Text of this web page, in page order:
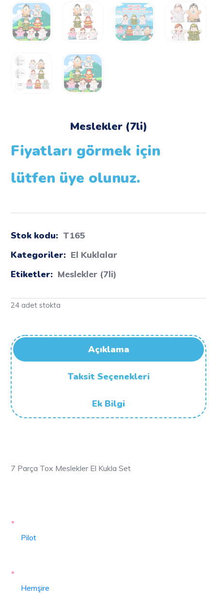
Meslekler (7li)
Fiyatları görmek için
lütfen üye olunuz.
Stok kodu: T165
Kategoriler: El Kuklalar
Etiketler: Meslekler (7li)
24 adet stokta
Açıklama
Taksit Seçenekleri
Ek Bilgi
7 Parça Tox Meslekler El Kukla Set
Pilot
Hemşire